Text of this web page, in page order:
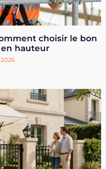
choisir le bon
hauteur